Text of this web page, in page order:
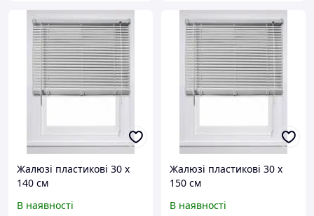
Жалюзі пластикові 30 х
140 см
В наявності
Жалюзі пластикові 30 х
150 см
В наявності